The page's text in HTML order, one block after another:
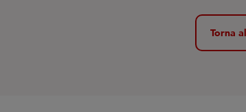
Torna